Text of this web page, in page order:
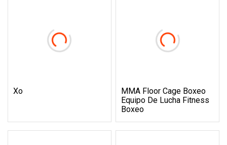
Xo
MMA Floor Cage Boxeo
Equipo De Lucha Fitness
Boxeo